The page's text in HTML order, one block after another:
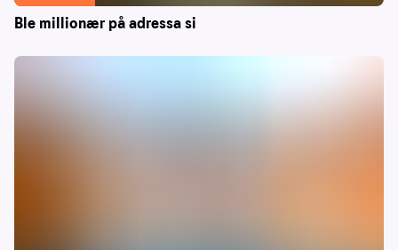
Ble millionær på adressa si